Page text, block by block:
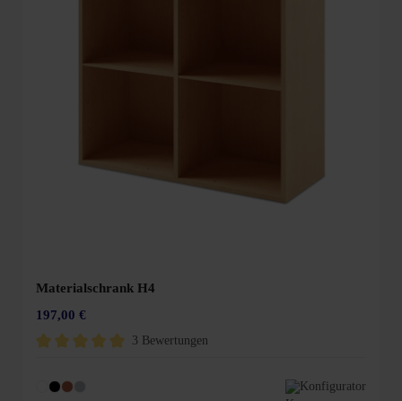
Materialschrank H4
197,00 €
3 Bewertungen
Konfigurator